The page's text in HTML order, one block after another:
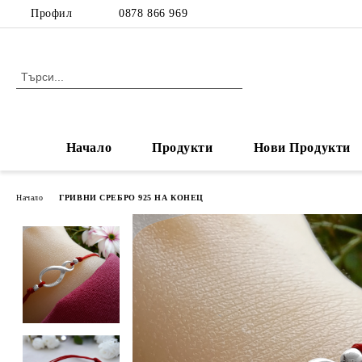
Профил 0878 866 969
Начало Продукти Нови Продукти
Начало ГРИВНИ СРЕБРО 925 НА КОНЕЦ